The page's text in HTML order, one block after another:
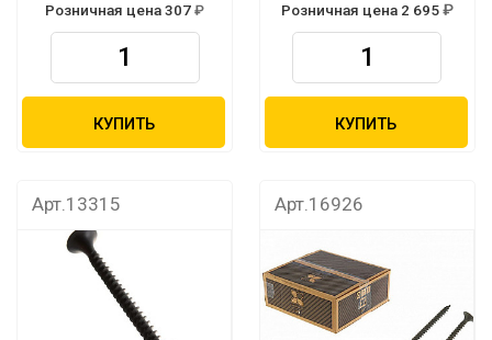
Розничная цена 307
КУПИТЬ
Розничная цена 2 695
КУПИТЬ
Арт.13315 Арт.16926